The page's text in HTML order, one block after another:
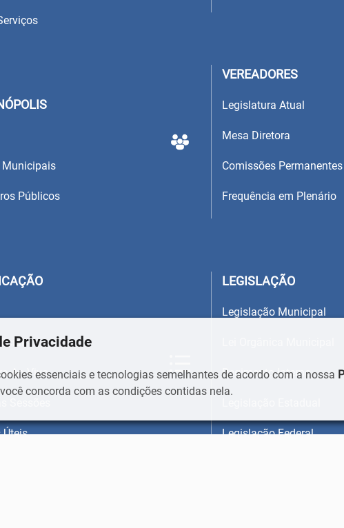
Públicos
Ao Vivo
Úteis
VEREADORES
Legislatura Atual
Mesa Diretora
Comissões Permanentes
Frequência em Plenário
LEGISLAÇÃO
Legislação Municipal
Regimento Interno
Legislação Federal
Privacidade
essenciais e tecnologias semelhantes de acordo com a nossa
concorda com as condições contidas nela.